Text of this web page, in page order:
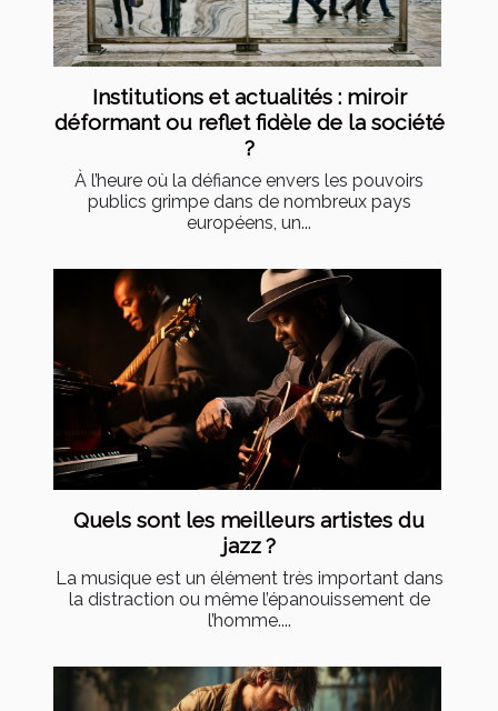
Institutions et actualités : miroir
déformant ou reflet fidèle de la société
?
À l’heure où la défiance envers les pouvoirs
publics grimpe dans de nombreux pays
européens, un...
Quels sont les meilleurs artistes du
jazz ?
La musique est un élément très important dans
la distraction ou même l’épanouissement de
l’homme....